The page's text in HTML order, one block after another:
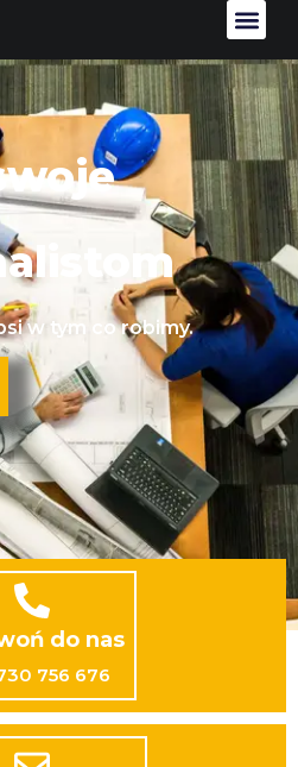
w tym co robimy.
do nas
756 676